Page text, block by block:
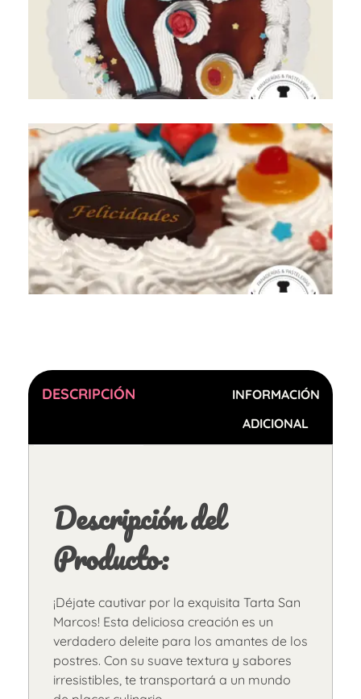
DESCRIPCIÓN
INFORMACIÓN
ADICIONAL
Descripción del
Producto:
¡Déjate cautivar por la exquisita Tarta San
Marcos! Esta deliciosa creación es un
verdadero deleite para los amantes de los
postres. Con su suave textura y sabores
irresistibles, te transportará a un mundo